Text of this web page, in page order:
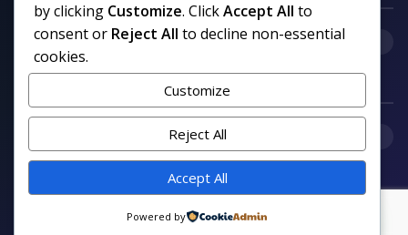
Links uteis
Siga nosso canal no WhatsApp
by clicking Customize. ClickAccept All to
consent or Reject All to decline non-essential
cookies.
Customize
Reject All
Accept All
Powered by